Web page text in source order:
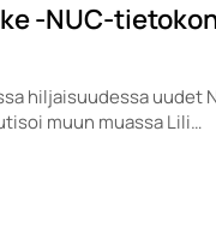
-NUC-
hiljaisuudessa uudet
muun muassa Lili…